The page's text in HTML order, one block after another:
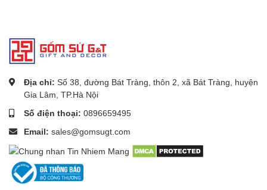
Ngoài ra,Lọ hoa dáng tỏi vẽ sen nổi
nhiều màu sắc khác nhau, từ màu trắng đơn giản đến màu sắc
đa dạng, giúp bạn dễ dàng lựa chọn sản phẩm phù hợp với
không gian trang trí của mình.
Địa chỉ: Số 38, đường Bát Tràng, thôn 2, xã Bát Tràng, huyện
Gia Lâm, TP.Hà Nội
Số điện thoại: 0896659495
Email: sales@gomsugt.com